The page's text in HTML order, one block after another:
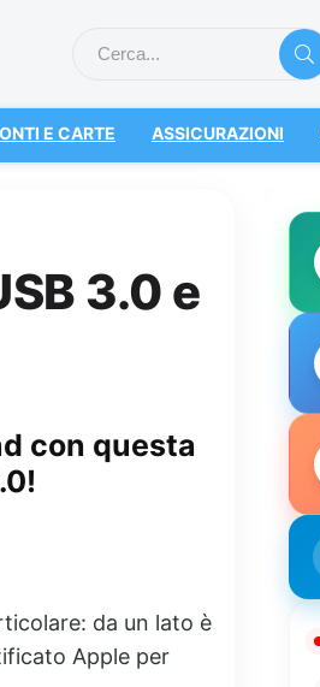
E CARTE ASSICURAZIONI
3.0 e
con questa
da un lato è
Apple per